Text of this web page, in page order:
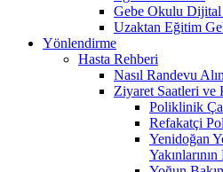
Gebe Okulu Dijital
Uzaktan Eğitim
Yönlendirme
Hasta Rehberi
Nasıl Randevu
Ziyaret Saatleri ve
Poliklinik
Refakatçi
Yenidoğan